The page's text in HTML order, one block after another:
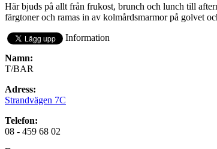
Här bjuds på allt från frukost, brunch och lunch till
färgtoner och ramas in av kolmårdsmarmor på golvet
Information
Namn:
T/BAR
Adress:
Strandvägen 7C
Telefon:
08 - 459 68 02